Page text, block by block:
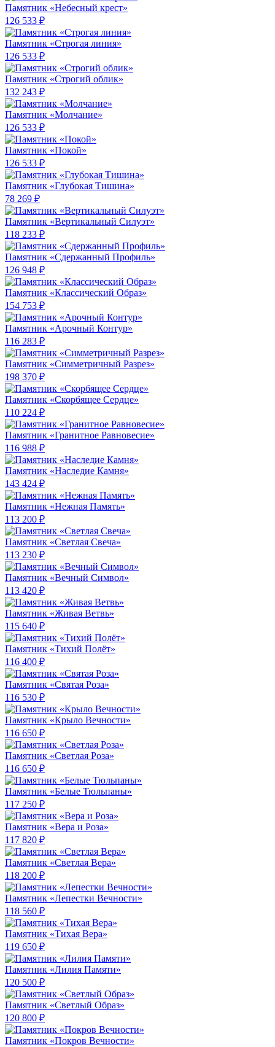
Памятник «Небесный крест»
126 533 ₽
Памятник «Строгая линия»
126 533 ₽
Памятник «Строгий облик»
132 243 ₽
Памятник «Молчание»
126 533 ₽
Памятник «Покой»
126 533 ₽
Памятник «Глубокая Тишина»
78 269 ₽
Памятник «Вертикальный Силуэт»
118 233 ₽
Памятник «Сдержанный Профиль»
126 948 ₽
Памятник «Классический Образ»
154 753 ₽
Памятник «Арочный Контур»
116 283 ₽
Памятник «Симметричный Разрез»
198 370 ₽
Памятник «Скорбящее Сердце»
110 224 ₽
Памятник «Гранитное Равновесие»
116 988 ₽
Памятник «Наследие Камня»
143 424 ₽
Памятник «Нежная Память»
113 200 ₽
Памятник «Светлая Свеча»
113 230 ₽
Памятник «Вечный Символ»
113 420 ₽
Памятник «Живая Ветвь»
115 640 ₽
Памятник «Тихий Полёт»
116 400 ₽
Памятник «Святая Роза»
116 530 ₽
Памятник «Крыло Вечности»
116 650 ₽
Памятник «Светлая Роза»
116 650 ₽
Памятник «Белые Тюльпаны»
117 250 ₽
Памятник «Вера и Роза»
117 820 ₽
Памятник «Светлая Вера»
118 200 ₽
Памятник «Лепестки Вечности»
118 560 ₽
Памятник «Тихая Вера»
119 650 ₽
Памятник «Лилия Памяти»
120 500 ₽
Памятник «Светлый Образ»
120 800 ₽
Памятник «Покров Вечности»